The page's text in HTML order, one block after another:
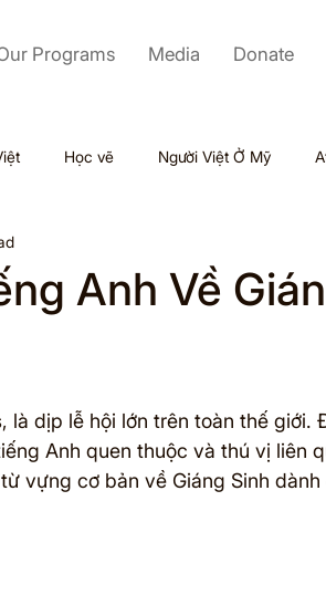
Programs Media Donate
Học vẽ Người Việt Ở Mỹ
Kỹ Năng Mềm
Anh Về
là dịp lễ hội lớn trên toàn thế giới.
Anh quen thuộc và thú vị liên
vựng cơ bản về Giáng Sinh dành